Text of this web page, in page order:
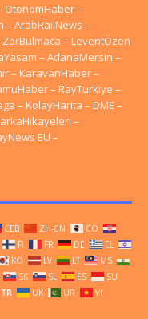
OtonomHaber–
– ArabRailNews –
ZorBulmaca – LeventÖzen
– AdanaMersin –
– KaravanHaber–
– RayTurkiye –
– KolayHarita – DME –
–
EU –
CEB ZH-CN
CO
FI FR DE
EL
KO LV LT
MS
SK SL ES
SU
TR UK UR VI